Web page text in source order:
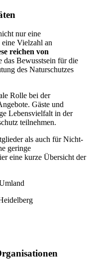
nur eine
eine Vielzahl an
reichen von
das Bewusstsein für die
des Naturschutzes
Rolle bei der
Gäste und
Lebensvielfalt in der
teilnehmen.
als auch für Nicht-
geringe
eine kurze Übersicht der